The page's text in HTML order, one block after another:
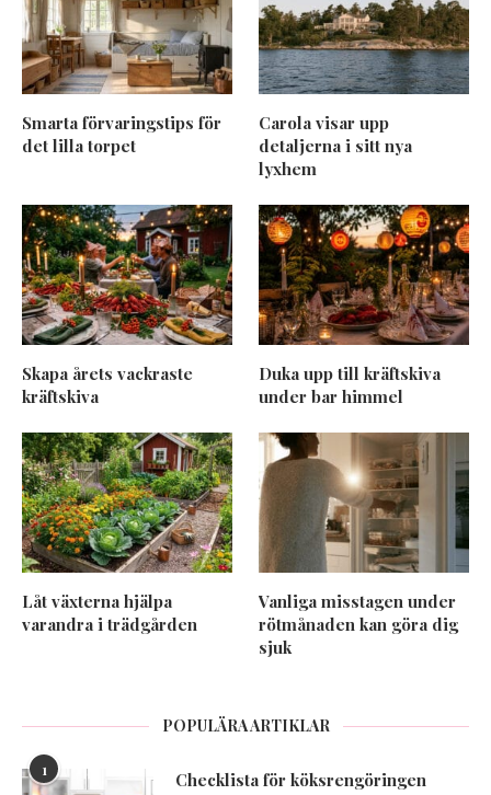
Smarta förvaringstips för
det lilla torpet
Carola visar upp
detaljerna i sitt nya
lyxhem
Skapa årets vackraste
kräftskiva
Duka upp till kräftskiva
under bar himmel
Låt växterna hjälpa
varandra i trädgården
Vanliga misstagen under
rötmånaden kan göra dig
sjuk
POPULÄRA ARTIKLAR
1 Checklista för köksrengöringen